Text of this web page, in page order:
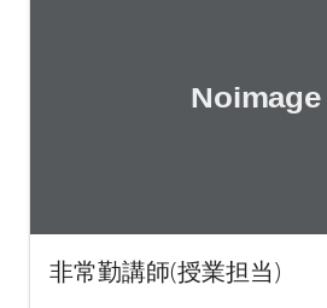
非常勤講師(授業担当)